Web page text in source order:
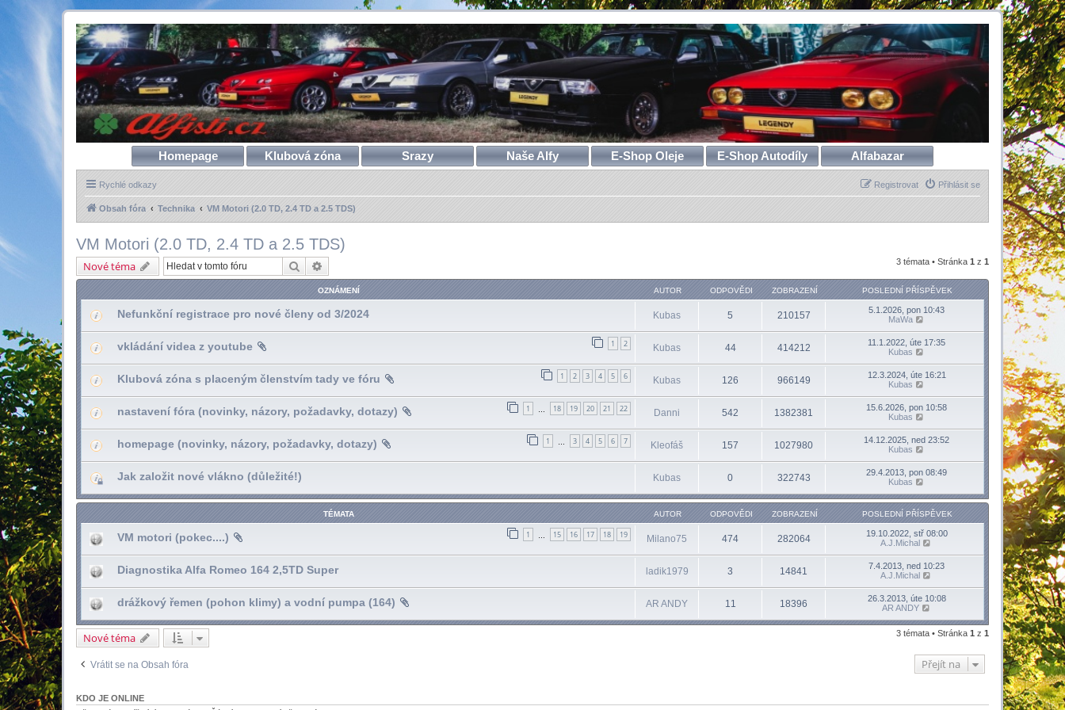
Homepage Klubová zóna Srazy Naše Alfy E-Shop Oleje E-Shop Autodíly Alfabazar
Rychlé odkazy Přihlásit se
Registrovat
Obsah fóra Technika VM Motori (2.0 TD, 2.4 TD a 2.5 TDS)
VM Motori (2.0 TD, 2.4 TD a 2.5 TDS)
Nové téma Hledat 3 témata • Stránka 1 z 1
OZNÁMENÍ AUTOR ODPOVĚDI ZOBRAZENÍ POSLEDNÍ PŘÍSPĚVEK
Nefunkční registrace pro nové členy od 3/2024 Kubas 5 210157
5.1.2026, pon 10:43
MaWa
1 2
vkládání videa z youtube Kubas 44 414212
11.1.2022, úte 17:35
Kubas
1 2 3 4 5 6
Klubová zóna s placeným členstvím tady ve fóru Kubas 126 966149
12.3.2024, úte 16:21
Kubas
1 18 19 20 21 22
nastavení fóra (novinky, názory, požadavky, dotazy) Danni 542 1382381
15.6.2026, pon 10:58
Kubas
1 3 4 5 6 7
homepage (novinky, názory, požadavky, dotazy) Kleofáš 157 1027980
14.12.2025, ned 23:52
Kubas
Jak založit nové vlákno (důležité!) Kubas 0 322743
29.4.2013, pon 08:49
Kubas
TÉMATA AUTOR ODPOVĚDI ZOBRAZENÍ POSLEDNÍ PŘÍSPĚVEK
1 15 16 17 18 19
VM motori (pokec....) Milano75 474 282064
19.10.2022, stř 08:00
A.J.Michal
Diagnostika Alfa Romeo 164 2,5TD Super ladik1979 3 14841
7.4.2013, ned 10:23
A.J.Michal
drážkový řemen (pohon klimy) a vodní pumpa (164) AR ANDY 11 18396
26.3.2013, úte 10:08
AR ANDY
Nové téma 3 témata • Stránka 1 z 1
Vrátit se na Obsah fóra Přejít na
KDO JE ONLINE